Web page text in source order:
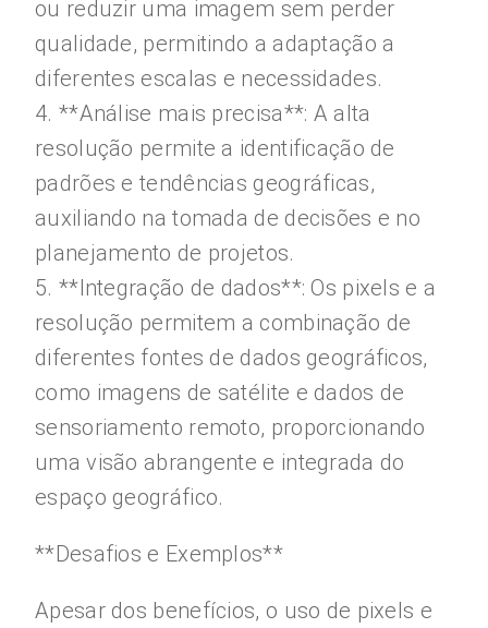
ou reduzir uma imagem sem perder
qualidade, permitindo a adaptação a
diferentes escalas e necessidades.
4. **Análise mais precisa**: A alta
resolução permite a identificação de
padrões e tendências geográficas,
auxiliando na tomada de decisões e no
planejamento de projetos.
5. **Integração de dados**: Os pixels e a
resolução permitem a combinação de
diferentes fontes de dados geográficos,
como imagens de satélite e dados de
sensoriamento remoto, proporcionando
uma visão abrangente e integrada do
espaço geográfico.
**Desafios e Exemplos**
Apesar dos benefícios, o uso de pixels e